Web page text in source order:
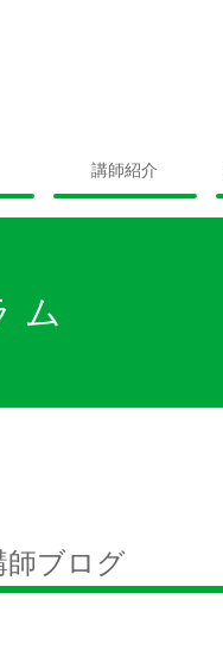
講師紹介
ム
師ブログ